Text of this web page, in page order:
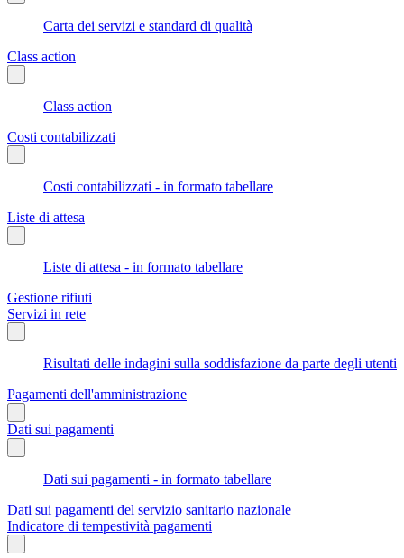
Carta dei servizi e standard di qualità
Class action
Class action
Costi contabilizzati
Costi contabilizzati - in formato tabellare
Liste di attesa
Liste di attesa - in formato tabellare
Gestione rifiuti
Servizi in rete
Risultati delle indagini sulla soddisfazione da parte degli utenti
Pagamenti dell'amministrazione
Dati sui pagamenti
Dati sui pagamenti - in formato tabellare
Dati sui pagamenti del servizio sanitario nazionale
Indicatore di tempestività pagamenti